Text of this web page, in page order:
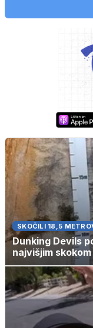
SKOČILI 18,5
Dunking Devils
najvišjim